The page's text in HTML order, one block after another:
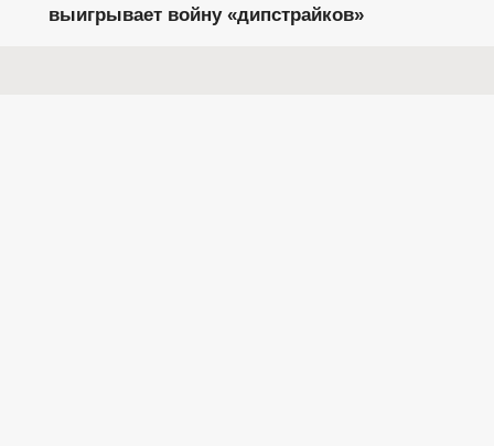
выигрывает войну «дипстрайков»